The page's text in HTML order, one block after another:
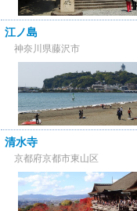
江ノ島
神奈川県藤沢市
清水寺
京都府京都市東山区